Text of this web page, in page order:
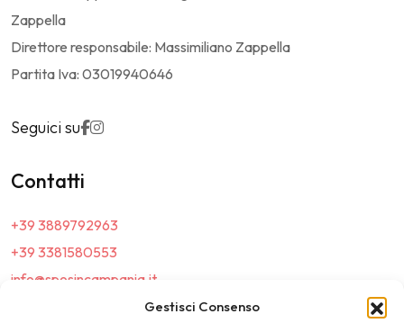
Gestisci Consenso
Zappella
Direttore responsabile: Massimiliano Zappella
Partita Iva: 03019940646
Seguici su
Contatti
+39 3889792963
+39 3381580553
info@sposincampania.it
sposincampania@pec.it